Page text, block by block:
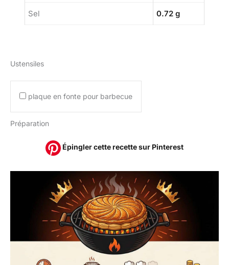
Sel 0.72 g
Ustensiles
plaque en fonte pour barbecue
Préparation
Épingler cette recette sur Pinterest